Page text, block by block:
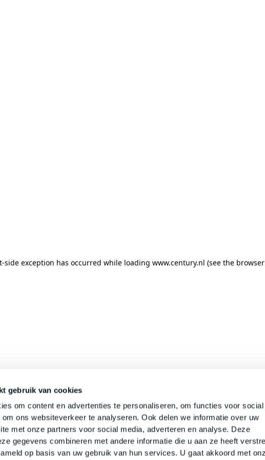
gebruik van cookies
om content en advertenties te personaliseren, om functies voor social
om ons websiteverkeer te analyseren. Ook delen we informatie over uw
met onze partners voor social media, adverteren en analyse. Deze
gegevens combineren met andere informatie die u aan ze heeft
op basis van uw gebruik van hun services. U gaat akkoord met
-side exception has occurred while loading www.century.nl (see the